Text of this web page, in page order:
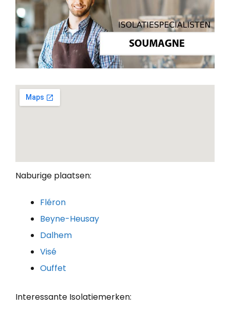
Naburige plaatsen:
Fléron
Beyne-Heusay
Dalhem
Visé
Ouffet
Interessante Isolatiemerken: